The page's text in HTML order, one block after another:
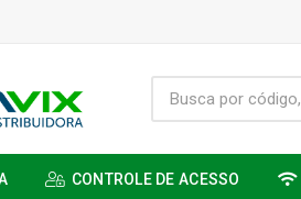
CONTROLE DE ACESSO